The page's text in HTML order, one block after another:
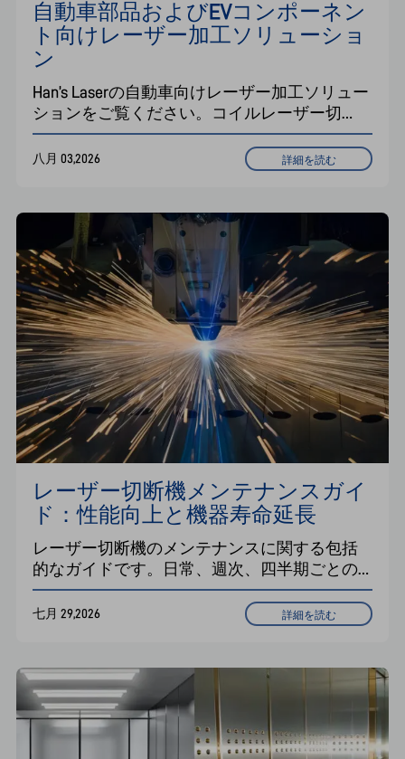
自動車部品およびEVコンポーネン
ト向けレーザー加工ソリューショ
ン
Han’s Laserの自動車向けレーザー加工ソリュー
ションをご覧ください。コイルレーザー切
断、3D 5軸レーザー切断、レーザー溶接システ
ムなど、構造部品やEVコンポーネント向けの
幅広いソリューションをご用意しています。
八月 03,2026 詳細を読む
レーザー切断機メンテナンスガイ
ド：性能向上と機器寿命延長
レーザー切断機のメンテナンスに関する包括
的なガイドです。日常、週次、四半期ごとの
メンテナンス作業、点検チェックリスト、冷
却システムの管理、そして信頼性の高い稼働
のための予防保守について解説しています。
七月 29,2026 詳細を読む